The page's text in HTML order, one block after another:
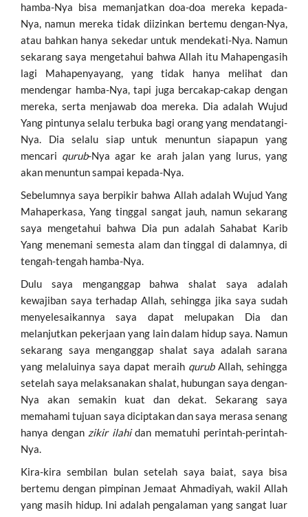
hamba-Nya bisa memanjatkan doa-doa mereka kepada-
Nya, namun mereka tidak diizinkan bertemu dengan-Nya,
atau bahkan hanya sekedar untuk mendekati-Nya. Namun
sekarang saya mengetahui bahwa Allah itu Mahapengasih
lagi Mahapenyayang, yang tidak hanya melihat dan
mendengar hamba-Nya, tapi juga bercakap-cakap dengan
mereka, serta menjawab doa mereka. Dia adalah Wujud
Yang pintunya selalu terbuka bagi orang yang mendatangi-
Nya. Dia selalu siap untuk menuntun siapapun yang
mencari qurub-Nya agar ke arah jalan yang lurus, yang
akan menuntun sampai kepada-Nya.
Sebelumnya saya berpikir bahwa Allah adalah Wujud Yang
Mahaperkasa, Yang tinggal sangat jauh, namun sekarang
saya mengetahui bahwa Dia pun adalah Sahabat Karib
Yang menemani semesta alam dan tinggal di dalamnya, di
tengah-tengah hamba-Nya.
Dulu saya menganggap bahwa shalat saya adalah
kewajiban saya terhadap Allah, sehingga jika saya sudah
menyelesaikannya saya dapat melupakan Dia dan
melanjutkan pekerjaan yang lain dalam hidup saya. Namun
sekarang saya menganggap shalat saya adalah sarana
yang melaluinya saya dapat meraih qurub Allah, sehingga
setelah saya melaksanakan shalat, hubungan saya dengan-
Nya akan semakin kuat dan dekat. Sekarang saya
memahami tujuan saya diciptakan dan saya merasa senang
hanya dengan zikir ilahidan mematuhi perintah-perintah-
Nya.
Kira-kira sembilan bulan setelah saya baiat, saya bisa
bertemu dengan pimpinan Jemaat Ahmadiyah, wakil Allah
yang masih hidup. Ini adalah pengalaman yang sangat luar